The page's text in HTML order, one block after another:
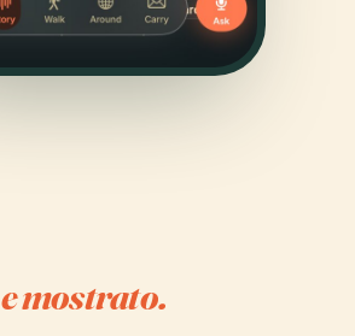
e mostrato.